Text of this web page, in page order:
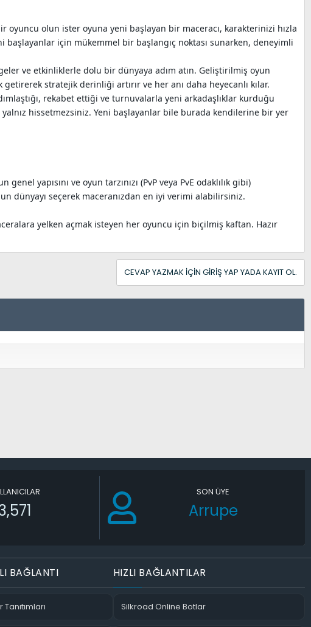
oyuncu olun ister oyuna yeni başlayan bir maceracı, karakterinizi hızla
için mükemmel bir başlangıç noktası sunarken, deneyimli
ve etkinliklerle dolu bir dünyaya adım atın. Geliştirilmiş oyun
stratejik derinliği artırır ve her anı daha heyecanlı kılar.
rekabet ettiği ve turnuvalarla yeni arkadaşlıklar kurduğu
hissetmezsiniz. Yeni başlayanlar bile burada kendilerine bir yer
yapısını ve oyun tarzınızı (PvP veya PvE odaklılık gibi)
dünyayı seçerek maceranızdan en iyi verimi alabilirsiniz.
yelken açmak isteyen her oyuncu için biçilmiş kaftan. Hazır
CEVAP YAZMAK IÇIN GIRIŞ YAP YADA KAYIT OL.
SON ÜYE
Arrupe
BAĞLANTI HIZLI BAĞLANTILAR
Silkroad Online Botlar